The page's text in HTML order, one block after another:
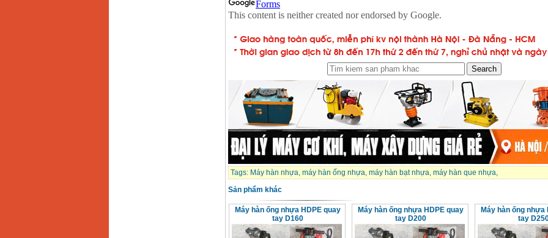
Tags: Máy hàn nhựa, máy hàn ống nhựa, máy hàn bạt nhựa, máy hàn que nhựa,
Sản phẩm khác
Máy hàn ống nhựa HDPE quay
tay D160
Máy hàn ống nhựa HDPE quay
tay D200
Máy hàn ống nhựa
tay